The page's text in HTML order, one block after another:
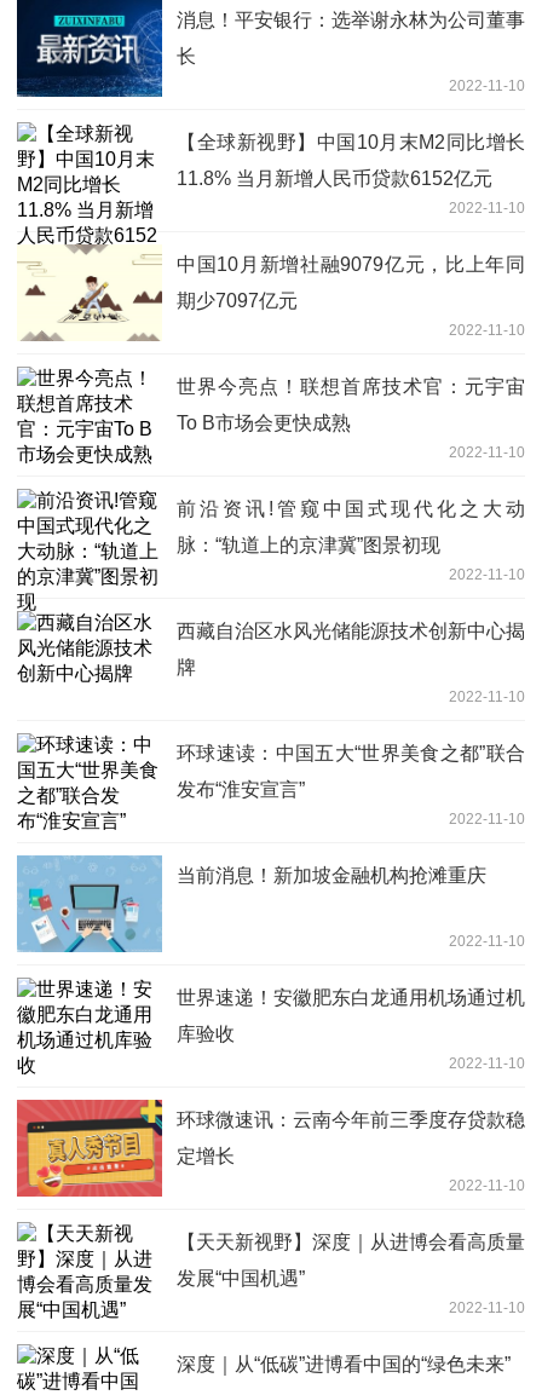
消息！平安银行：选举谢永林为公司董事
长
2022-11-10
【全球新视野】中国10月末M2同比增长
11.8% 当月新增人民币贷款6152亿元
2022-11-10
中国10月新增社融9079亿元，比上年同
期少7097亿元
2022-11-10
世界今亮点！联想首席技术官：元宇宙
To B市场会更快成熟
2022-11-10
前沿资讯!管窥中国式现代化之大动
脉：“轨道上的京津冀”图景初现
2022-11-10
西藏自治区水风光储能源技术创新中心揭
牌
2022-11-10
环球速读：中国五大“世界美食之都”联合
发布“淮安宣言”
2022-11-10
当前消息！新加坡金融机构抢滩重庆
2022-11-10
世界速递！安徽肥东白龙通用机场通过机
库验收
2022-11-10
环球微速讯：云南今年前三季度存贷款稳
定增长
2022-11-10
【天天新视野】深度｜从进博会看高质量
发展“中国机遇”
2022-11-10
深度｜从“低碳”进博看中国的“绿色未来”